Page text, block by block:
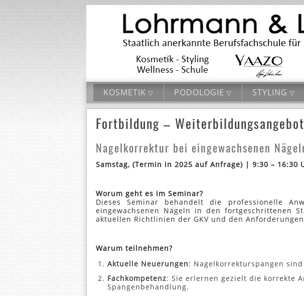
KOSMETIK PODOLOGIE STYLING
Fortbildung –
Nagelkorrektur bei eingewachsenen
Samstag, (Termin in 2025 auf Anfrage) | 9:30 –
Worum geht es im Seminar?
Dieses Seminar behandelt die professionelle
eingewachsenen Nägeln in den fortgeschrittenen
aktuellen Richtlinien der GKV und den Anforderungen
Warum teilnehmen?
Aktuelle Neuerungen: Nagelkorrekturspangen
Fachkompetenz: Sie erlernen gezielt die korrekte
Spangenbehandlung.